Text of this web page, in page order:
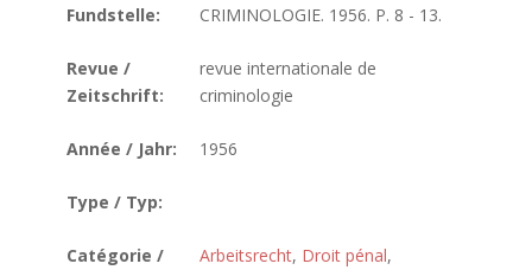
Fundstelle:
CRIMINOLOGIE. 1956. P. 8 - 13.
Revue /
Zeitschrift:
revue internationale de
criminologie
Année / Jahr: 1956
Type / Typ:
Catégorie /
Arbeitsrecht, Droit pénal,